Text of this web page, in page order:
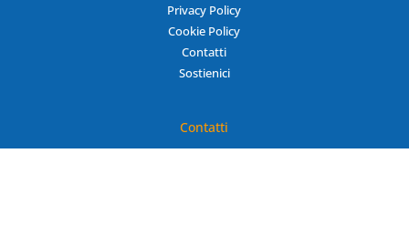
Privacy Policy
Cookie Policy
Contatti
Sostienici
Contatti